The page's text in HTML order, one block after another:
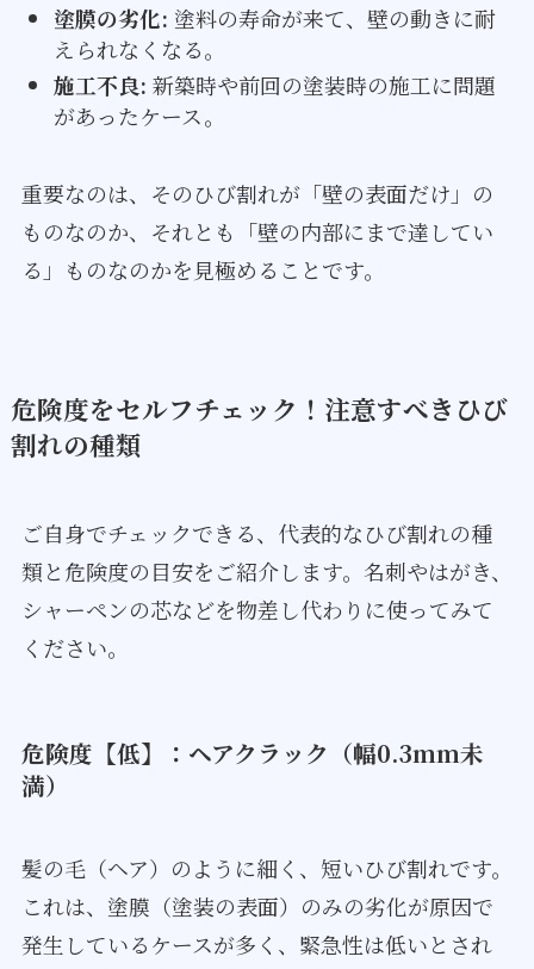
塗膜の劣化: 塗料の寿命が来て、壁の動きに耐
えられなくなる。
施工不良: 新築時や前回の塗装時の施工に問題
があったケース。
重要なのは、そのひび割れが「壁の表面だけ」の
ものなのか、それとも「壁の内部にまで達してい
る」ものなのかを見極めることです。
危険度をセルフチェック！注意すべきひび
割れの種類
ご自身でチェックできる、代表的なひび割れの種
類と危険度の目安をご紹介します。名刺やはがき、
シャーペンの芯などを物差し代わりに使ってみて
ください。
危険度【低】：ヘアクラック（幅0.3mm未
満）
髪の毛（ヘア）のように細く、短いひび割れです。
これは、塗膜（塗装の表面）のみの劣化が原因で
発生しているケースが多く、緊急性は低いとされ